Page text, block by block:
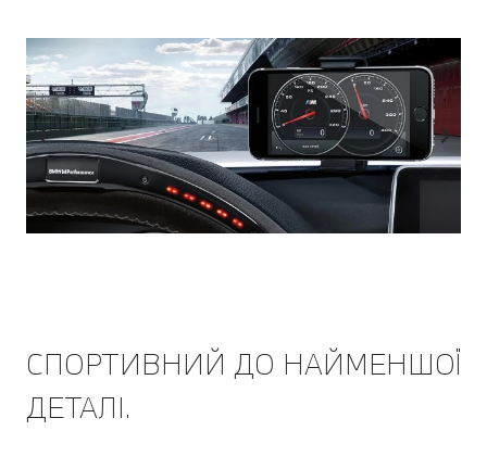
СПОРТИВНИЙ ДО НАЙМЕНШОЇ
ДЕТАЛІ.